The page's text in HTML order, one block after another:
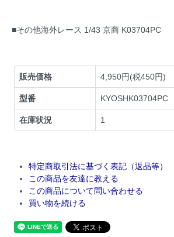
■その他海外レース 1/43 京商 K03704PC
販売価格 4,950円(税450円)
型番 KYOSHK03704PC
在庫状況 1
特定商取引法に基づく表記（返品等）
この商品を友達に教える
この商品について問い合わせる
買い物を続ける